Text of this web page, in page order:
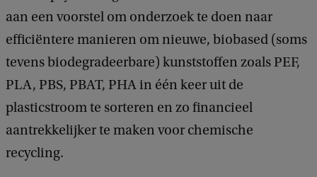
aan een voorstel om onderzoek te doen naar
efficiëntere manieren om nieuwe, biobased (soms
tevens biodegradeerbare) kunststoffen zoals PEF,
PLA, PBS, PBAT, PHA in één keer uit de
plasticstroom te sorteren en zo financieel
aantrekkelijker te maken voor chemische
recycling.